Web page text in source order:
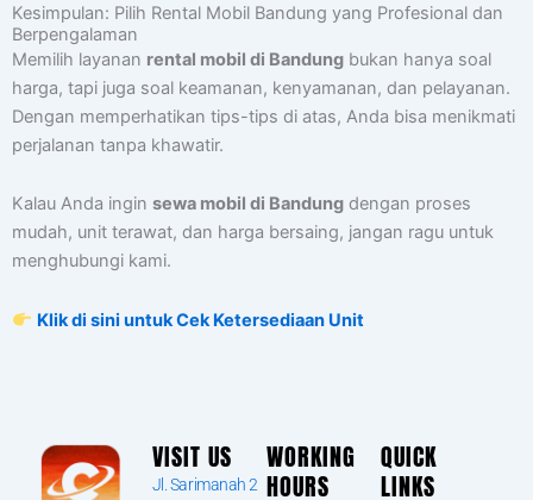
Kesimpulan: Pilih Rental Mobil Bandung yang Profesional dan
Berpengalaman
Memilih layanan rental mobil di Bandung bukan hanya soal
harga, tapi juga soal keamanan, kenyamanan, dan pelayanan.
Dengan memperhatikan tips-tips di atas, Anda bisa menikmati
perjalanan tanpa khawatir.
Kalau Anda ingin sewa mobil di Bandung dengan proses
mudah, unit terawat, dan harga bersaing, jangan ragu untuk
menghubungi kami.
Klik di sini untuk Cek Ketersediaan Unit
VISIT US
Jl. Sarimanah 2
WORKING
HOURS
QUICK
LINKS